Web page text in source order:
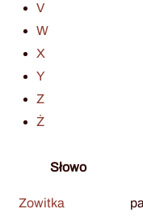
V
W
X
Y
Z
Ż
Słowo
Zowitka